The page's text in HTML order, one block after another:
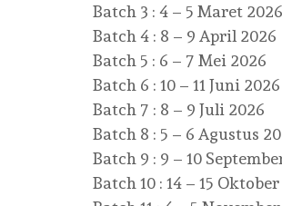
Batch 3 : 4 – 5 Maret 2026
Batch 4 : 8 – 9 April 2026
Batch 5 : 6 – 7 Mei 2026
Batch 6 : 10 – 11 Juni 2026
Batch 7 : 8 – 9 Juli 2026
Batch 8 : 5 – 6 Agustus
Batch 9 : 9 – 10
Batch 10 : 14 – 15